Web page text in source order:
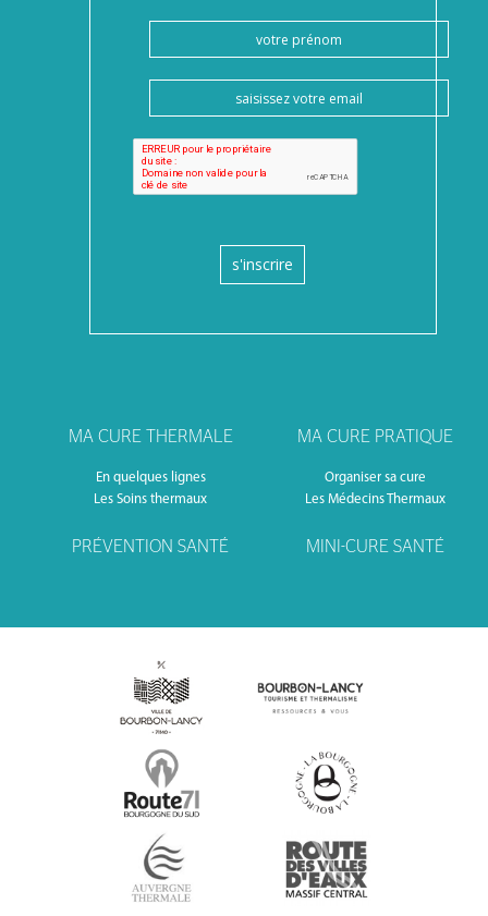
s'inscrire
MA CURE THERMALE
En quelques lignes
Les Soins thermaux
MA CURE PRATIQUE
Organiser sa cure
Les Médecins Thermaux
PRÉVENTION SANTÉ MINI-CURE SANTÉ